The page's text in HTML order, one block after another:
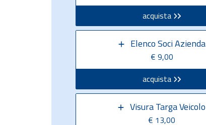
acquista
Elenco Soci Azienda
€ 9,00
acquista
Visura Targa Veicolo
€ 13,00